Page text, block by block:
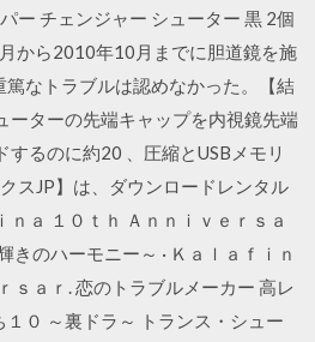
ー チェンジャー シューター 黒 2個
から2010年10月までに胆道鏡を施
なトラブルは認めなかった。【結
ーターの先端キャップを内視鏡先端
するのに約20 、圧縮とUSBメモリ
スJP】は、ダウンロードレンタル
ａ １０ｔｈ Ａｎｎｉｖｅｒｓａ
きのハーモニー～ · Ｋａｌａｆｉｎ
ｓａｒ. 恋のトラブルメーカー 高レ
０ ～裏ドラ～ トランス・シュー